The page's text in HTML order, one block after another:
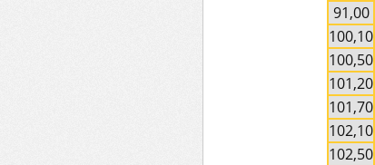
91,00
100,10
100,50
101,20
101,70
102,10
102,50